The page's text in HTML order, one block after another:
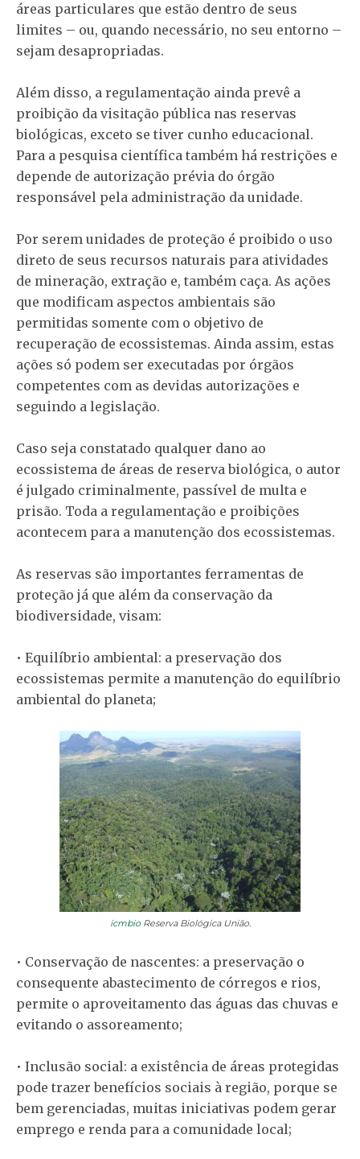
áreas particulares que estão dentro de seus
limites – ou, quando necessário, no seu entorno –
sejam desapropriadas.
Além disso, a regulamentação ainda prevê a
proibição da visitação pública nas reservas
biológicas, exceto se tiver cunho educacional.
Para a pesquisa científica também há restrições e
depende de autorização prévia do órgão
responsável pela administração da unidade.
Por serem unidades de proteção é proibido o uso
direto de seus recursos naturais para atividades
de mineração, extração e, também caça. As ações
que modificam aspectos ambientais são
permitidas somente com o objetivo de
recuperação de ecossistemas. Ainda assim, estas
ações só podem ser executadas por órgãos
competentes com as devidas autorizações e
seguindo a legislação.
Caso seja constatado qualquer dano ao
ecossistema de áreas de reserva biológica, o autor
é julgado criminalmente, passível de multa e
prisão. Toda a regulamentação e proibições
acontecem para a manutenção dos ecossistemas.
As reservas são importantes ferramentas de
proteção já que além da conservação da
biodiversidade, visam:
• Equilíbrio ambiental: a preservação dos
ecossistemas permite a manutenção do equilíbrio
ambiental do planeta;
icmbioReserva Biológica União.
• Conservação de nascentes: a preservação o
consequente abastecimento de córregos e rios,
permite o aproveitamento das águas das chuvas e
evitando o assoreamento;
• Inclusão social: a existência de áreas protegidas
pode trazer benefícios sociais à região, porque se
bem gerenciadas, muitas iniciativas podem gerar
emprego e renda para a comunidade local;